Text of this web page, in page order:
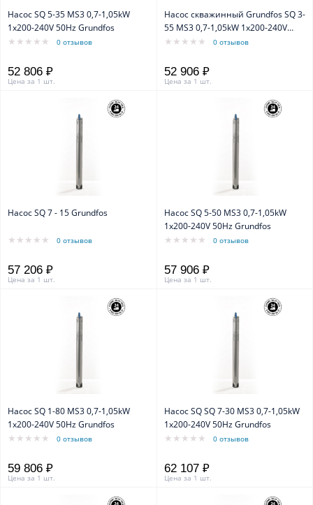
Насос SQ 5-35 MS3 0,7-1,05kW
1x200-240V 50Hz Grundfos
0 отзывов
52 806 ₽
Цена за 1 шт.
Насос скважинный Grundfos SQ 3-
55 MS3 0,7-1,05kW 1x200-240V
50Hz
0 отзывов
52 906 ₽
Цена за 1 шт.
Насос SQ 7 - 15 Grundfos
0 отзывов
57 206 ₽
Цена за 1 шт.
Насос SQ 5-50 MS3 0,7-1,05kW
1x200-240V 50Hz Grundfos
0 отзывов
57 906 ₽
Цена за 1 шт.
Насос SQ 1-80 MS3 0,7-1,05kW
1x200-240V 50Hz Grundfos
0 отзывов
59 806 ₽
Цена за 1 шт.
Насос SQ SQ 7-30 MS3 0,7-1,05kW
1x200-240V 50Hz Grundfos
0 отзывов
62 107 ₽
Цена за 1 шт.